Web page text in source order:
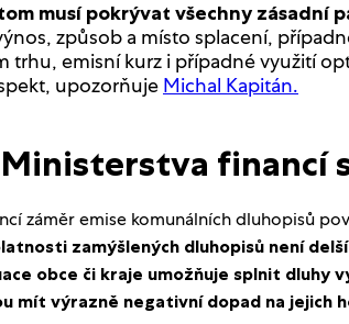
musí pokrývat všechny zásadní
způsob a místo splacení,
trhu, emisní kurz i případné využití
upozorňuje Michal Kapitán.
financí
záměr emise komunálních dluhopisů
zamýšlených dluhopisů není
obce či kraje umožňuje splnit dluhy
mít výrazně negativní dopad na jejich